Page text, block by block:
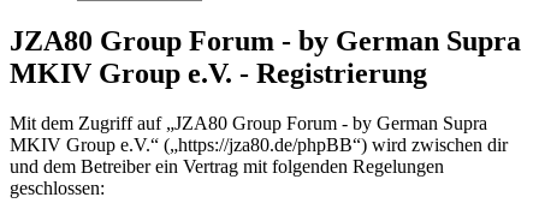
JZA80 Group Forum - by German Supra
MKIV Group e.V. - Registrierung
Mit dem Zugriff auf „JZA80 Group Forum - by German Supra
MKIV Group e.V.“ („https://jza80.de/phpBB“) wird zwischen dir
und dem Betreiber ein Vertrag mit folgenden Regelungen
geschlossen: